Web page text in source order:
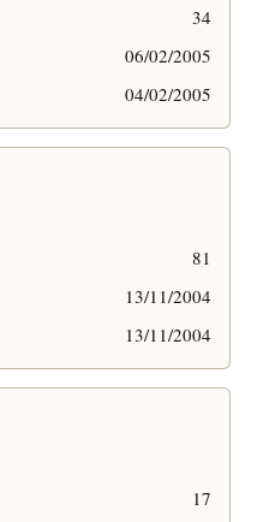
34
06/02/2005
04/02/2005
81
13/11/2004
13/11/2004
17